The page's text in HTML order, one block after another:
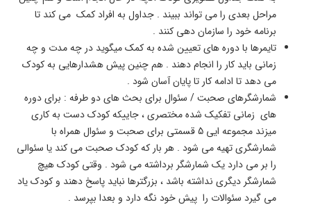
مراحل بعدی را می تواند ببیند . جداول به افراد کمک می کند تا
برنامه خود را سازمان دهی کنند .
تایمرها با دوره های تعیین شده به کمک میگوید در چه مدت و چه
زمانی باید کار را انجام دهند . هم چنین پیش هشدارهایی به کودک
می دهد تا ادامه کار تا پایان آسان شود .
شمارشگرهای صحبت / سئوال برای بحث های دو طرفه : برای دوره
های زمانی تفکیک شده مختصری ، جاییکه کودک دست به کاری
میزند مجموعه ایی 5 قسمتی برای صحبت و سئوال همراه با
شمارشگری تهیه می شود . هر بار که کودک صحبت می کند یا سئوالی
را بر می دارد یک شمارشگر برداشته می شود . وقتی کودک هیچ
شمارشگر دیگری نداشته باشد ، بزرگترها نباید پاسخ دهند و کودک یاد
می گیرد سئوالات را پیش خود نگه دارد و بعدا بپرسد .